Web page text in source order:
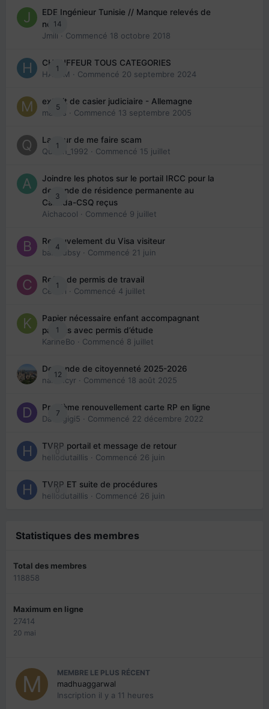
14
EDE Ingénieur Tunisie // Manque relevés de
note
Jmili · Commencé 18 octobre 2018
1
CHAUFFEUR TOUS CATEGORIES
HAZEM · Commencé 20 septembre 2024
5
extrait de casier judiciaire - Allemagne
maries · Commencé 13 septembre 2005
1
La peur de me faire scam
Queen_1992 · Commencé 15 juillet
3
Joindre les photos sur le portail IRCC pour la
demande de résidence permanente au
Canada-CSQ reçus
Aichacool · Commencé 9 juillet
4
Renouvelement du Visa visiteur
babibubsy · Commencé 21 juin
1
Refus de permis de travail
Cedbri · Commencé 4 juillet
1
Papier nécessaire enfant accompagnant
parents avec permis d’étude
KarineBo · Commencé 8 juillet
12
Demande de citoyenneté 2025-2026
nanancyr · Commencé 18 août 2025
7
Problème renouvellement carte RP en ligne
Davidgigi5 · Commencé 22 décembre 2022
0
TVRP portail et message de retour
hellodutaillis · Commencé 26 juin
0
TVRP ET suite de procédures
hellodutaillis · Commencé 26 juin
Statistiques des membres
Total des membres
118858
Maximum en ligne
27414
20 mai
MEMBRE LE PLUS RÉCENT
madhuaggarwal
Inscription il y a 11 heures